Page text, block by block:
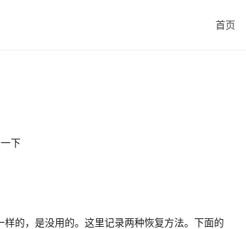
首页
下
的，是没用的。这里记录两种恢复方法。下面的